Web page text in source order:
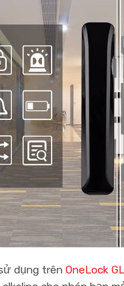
dụng trên OneLock